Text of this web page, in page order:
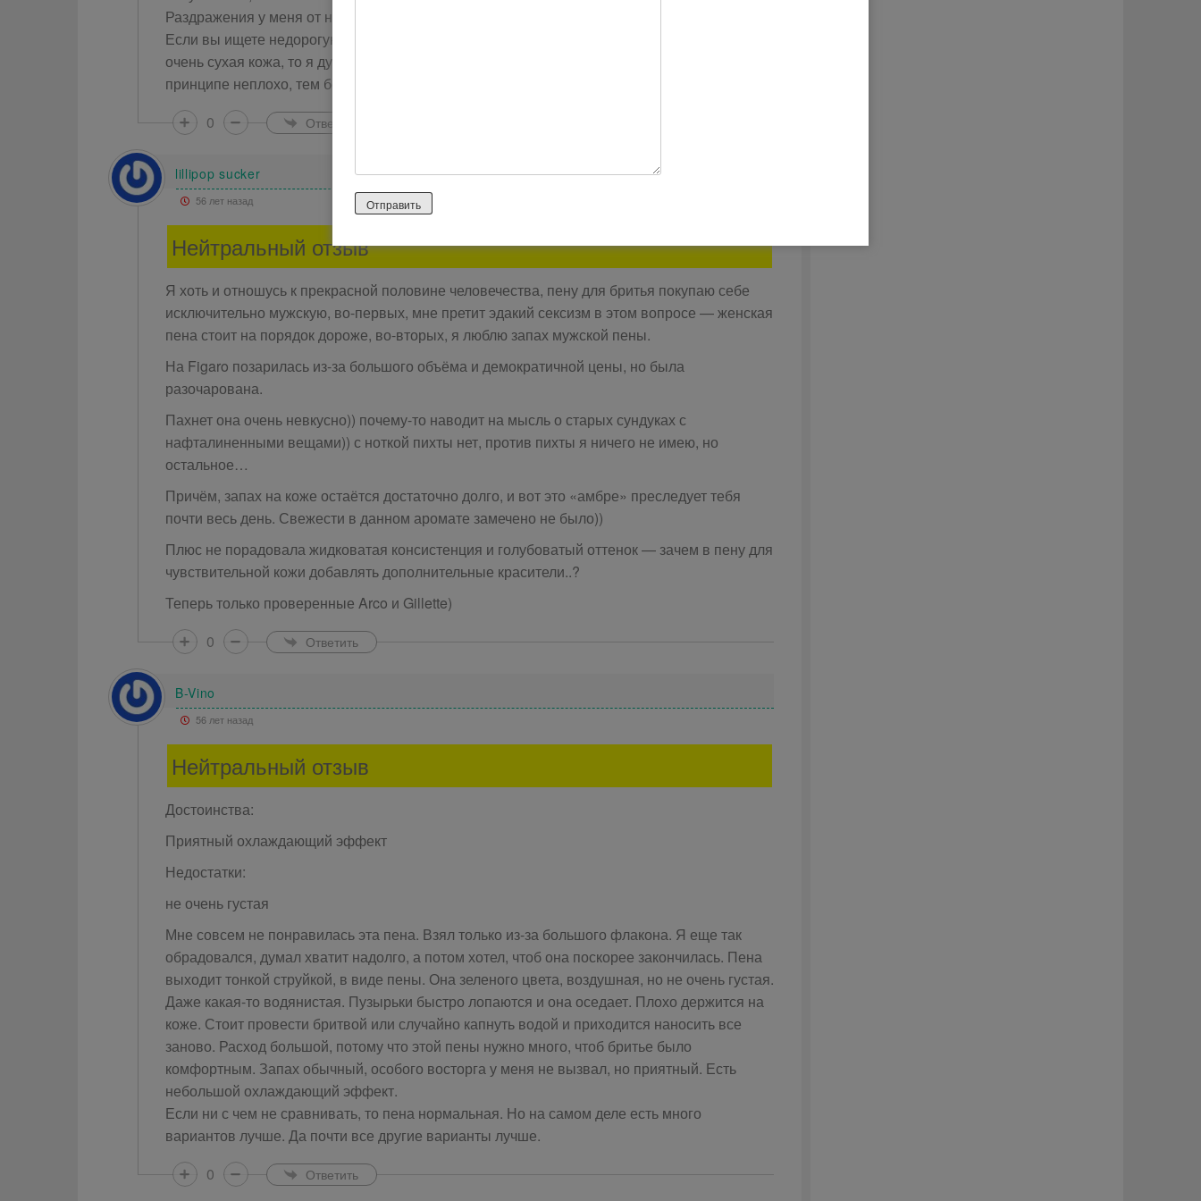
Раздражения у меня от нее не было, и бритва по ней скользит тоже достаточно неплохо.
Если вы ищете недорогую пену, и в целом неплохую, то приобретайте ее. Но если у вас
очень сухая кожа, то я думаю, что она вам не подойдет. Вообщем решайте сами. В
принципе неплохо, тем более за такую сумму и такой объем.
0
Ответить
lillipop sucker
56 лет назад
Нейтральный отзыв
Я хоть и отношусь к прекрасной половине человечества, пену для бритья покупаю себе
исключительно мужскую, во-первых, мне претит эдакий сексизм в этом вопросе — женская
пена стоит на порядок дороже, во-вторых, я люблю запах мужской пены.
На Figaro позарилась из-за большого объёма и демократичной цены, но была
разочарована.
Пахнет она очень невкусно)) почему-то наводит на мысль о старых сундуках с
нафталиненными вещами)) с ноткой пихты нет, против пихты я ничего не имею, но
остальное…
Причём, запах на коже остаётся достаточно долго, и вот это «амбре» преследует тебя
почти весь день. Свежести в данном аромате замечено не было))
Плюс не порадовала жидковатая консистенция и голубоватый оттенок — зачем в пену для
чувствительной кожи добавлять дополнительные красители..?
Теперь только проверенные Arco и Gillette)
0
Ответить
B-Vino
56 лет назад
Нейтральный отзыв
Достоинства:
Приятный охлаждающий эффект
Недостатки:
не очень густая
Мне совсем не понравилась эта пена. Взял только из-за большого флакона. Я еще так
обрадовался, думал хватит надолго, а потом хотел, чтоб она поскорее закончилась. Пена
выходит тонкой струйкой, в виде пены. Она зеленого цвета, воздушная, но не очень густая.
Даже какая-то водянистая. Пузырьки быстро лопаются и она оседает. Плохо держится на
коже. Стоит провести бритвой или случайно капнуть водой и приходится наносить все
заново. Расход большой, потому что этой пены нужно много, чтоб бритье было
комфортным. Запах обычный, особого восторга у меня не вызвал, но приятный. Есть
небольшой охлаждающий эффект.
Если ни с чем не сравнивать, то пена нормальная. Но на самом деле есть много
вариантов лучше. Да почти все другие варианты лучше.
0
Ответить